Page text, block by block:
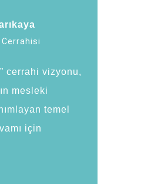
Cerrahisi
cerrahi vizyonu,
mesleki
temel
için